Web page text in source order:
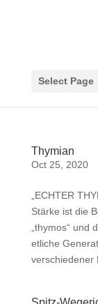
Select Page
Thymian
Oct 25, 2020
„ECHTER
Stärke ist die
„thymos“
etliche
verschiedener